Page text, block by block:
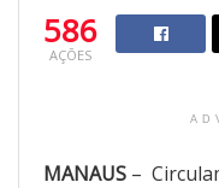
586
AÇÕES
MANAUS –